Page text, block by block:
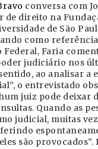
conversa com
de direito na
de São
como
Faria
judiciário nos
ao analisar a
o entrevistado
juiz pode deixar
Quando as
judicial, muitas
são provocados”.